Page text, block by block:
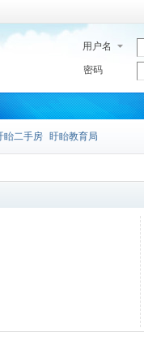
用户名
密码
眙二手房 盱眙教育局